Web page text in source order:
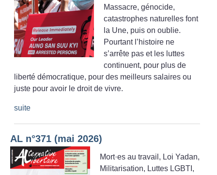
Massacre, génocide,
catastrophes naturelles font
la Une, puis on oublie.
Pourtant l’histoire ne
s’arrête pas et les luttes
continuent, pour plus de
liberté démocratique, pour des meilleurs salaires ou
juste pour avoir le droit de vivre.
suite
AL n°371 (mai 2026)
Mort·es au travail, Loi Yadan,
Militarisation, Luttes LGBTI,